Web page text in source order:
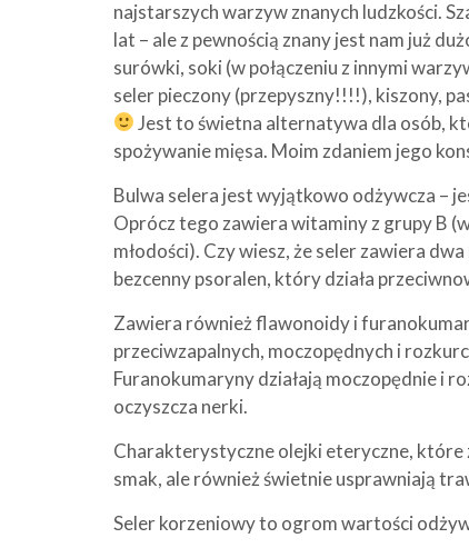
najstarszych warzyw znanych ludzkości.
lat – ale z pewnością znany jest nam już
surówki, soki (w połączeniu z innymi
seler pieczony (przepyszny!!!!), kiszony,
Jest to świetna alternatywa dla osób,
spożywanie mięsa. Moim zdaniem jego
Bulwa selera jest wyjątkowo odżywcza –
Oprócz tego zawiera witaminy z grupy B
młodości). Czy wiesz, że seler zawiera
bezcenny psoralen, który działa
Zawiera również flawonoidy i
przeciwzapalnych, moczopędnych i
Furanokumaryny działają moczopędnie i
oczyszcza nerki.
Charakterystyczne olejki eteryczne,
smak, ale również świetnie usprawniają
Seler korzeniowy to ogrom wartości